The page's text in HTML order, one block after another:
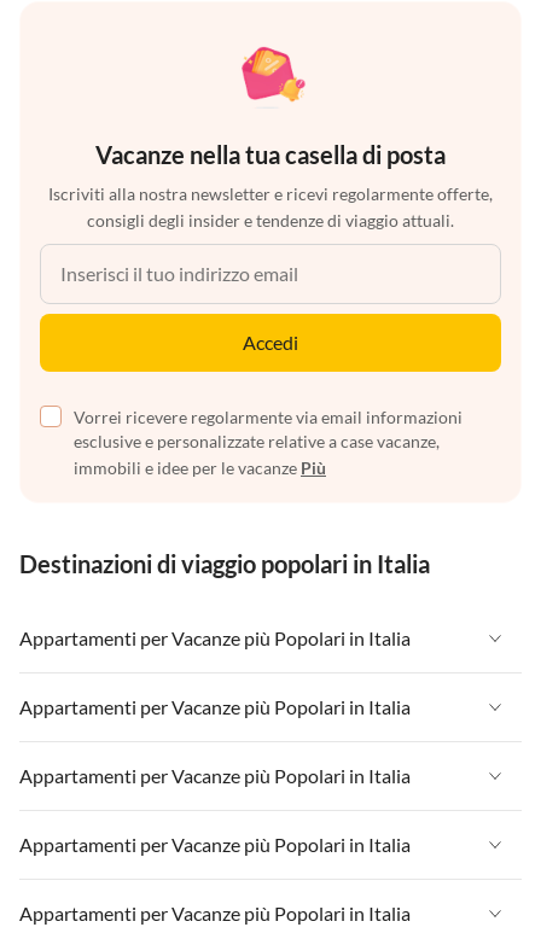
Vacanze nella tua casella di posta
Iscriviti alla nostra newsletter e ricevi regolarmente offerte,
consigli degli insider e tendenze di viaggio attuali.
Accedi
Vorrei ricevere regolarmente via email informazioni
esclusive e personalizzate relative a case vacanze,
immobili e idee per le vacanze Più
Destinazioni di viaggio popolari in Italia
Appartamenti per Vacanze più Popolari in Italia
Appartamenti per Vacanze in Italia
Appartamenti per Vacanze in Liguria
Appartamenti per Vacanze in Lombardia
Appartamenti per Vacanze in Lago di Garda
Appartamenti per Vacanze in Lago di Como
Appartamenti per Vacanze più Popolari in Italia
Appartamenti per Vacanze in Italia
Appartamenti per Vacanze in Liguria
Appartamenti per Vacanze in Lombardia
Appartamenti per Vacanze più Popolari in Italia
Appartamenti per Vacanze in Italia
Appartamenti per Vacanze in Liguria
Appartamenti per Vacanze in Lombardia
Appartamenti per Vacanze più Popolari in Italia
Appartamenti per Vacanze in Italia
Appartamenti per Vacanze più Popolari in Italia